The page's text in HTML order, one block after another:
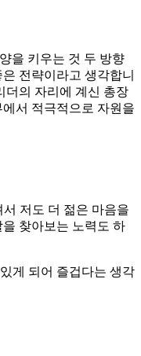
을 키우는 것 두 방향
전략이라고 생각합니
더의 자리에 계신 총장
서 적극적으로 자원을
저도 더 젊은 마음을
찾아보는 노력도 하
게 되어 즐겁다는 생각